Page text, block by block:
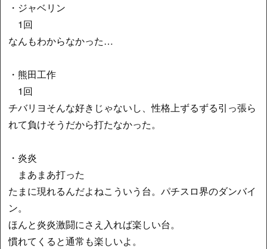
・ジャベリン
1回
なんもわからなかった…
・熊田工作
1回
チバリヨそんな好きじゃないし、性格上ずるずる引っ張ら
れて負けそうだから打たなかった。
・炎炎
まあまあ打った
たまに現れるんだよねこういう台。パチスロ界のダンバイ
ン。
ほんと炎炎激闘にさえ入れば楽しい台。
慣れてくると通常も楽しいよ。